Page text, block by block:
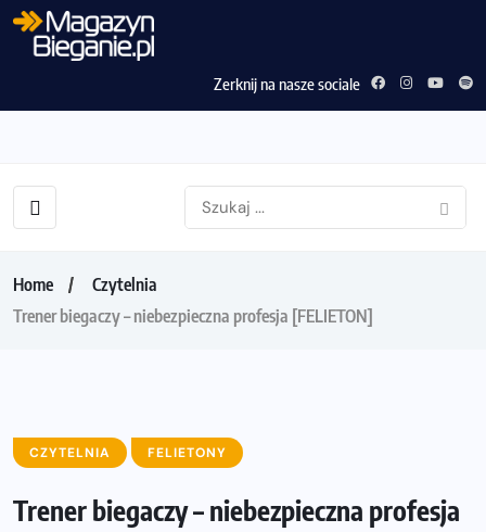
Zerknij na nasze sociale
Home
Czytelnia
Trener biegaczy – niebezpieczna profesja [FELIETON]
CZYTELNIA FELIETONY
Trener biegaczy – niebezpieczna profesja